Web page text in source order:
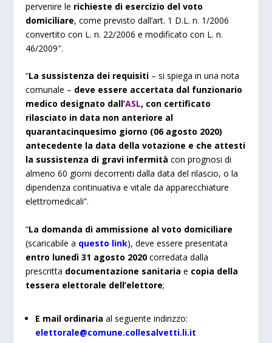
pervenire le richieste di esercizio del voto
domiciliare, come previsto dall’art. 1 D.L. n. 1/2006
convertito con L. n. 22/2006 e modificato con L. n.
46/2009″.
“La sussistenza dei requisiti – si spiega in una nota
comunale – deve essere accertata dal funzionario
medico designato dall’ASL, con certificato
rilasciato in data non anteriore al
quarantacinquesimo giorno (06 agosto 2020)
antecedente la data della votazione e che attesti
la sussistenza di gravi infermità con prognosi di
almeno 60 giorni decorrenti dalla data del rilascio, o la
dipendenza continuativa e vitale da apparecchiature
elettromedicali”.
“La domanda di ammissione al voto domiciliare
(scaricabile a questo link), deve essere presentata
entro lunedì 31 agosto 2020 corredata dalla
prescritta documentazione sanitaria e copia della
tessera elettorale dell’elettore;
E mail ordinaria al seguente indirizzo:
elettorale@comune.collesalvetti.li.it